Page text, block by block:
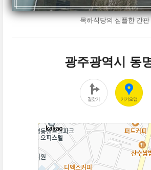
목하식당의 심플한 간판